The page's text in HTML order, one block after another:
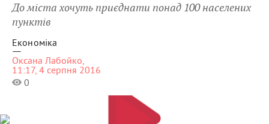
До міста хочуть приєднати понад 100 населених
пунктів
Економіка
—
Оксана Лабойко,
11:17, 4 серпня 2016
0